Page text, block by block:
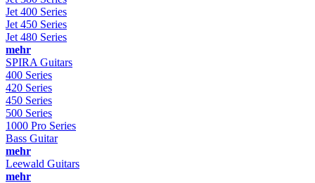
Jet 400 Series
Jet 450 Series
Jet 480 Series
mehr
SPIRA Guitars
400 Series
420 Series
450 Series
500 Series
1000 Pro Series
Bass Guitar
mehr
Leewald Guitars
mehr